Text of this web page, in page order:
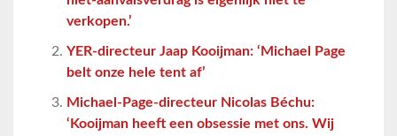
verkopen.’
YER-directeur Jaap Kooijman: ‘Michael Page
belt onze hele tent af’
Michael-Page-directeur Nicolas Béchu:
‘Kooijman heeft een obsessie met ons. Wij